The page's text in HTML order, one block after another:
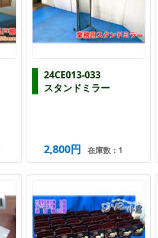
24CE013-033
スタンドミラー
2,800円 在庫数：1